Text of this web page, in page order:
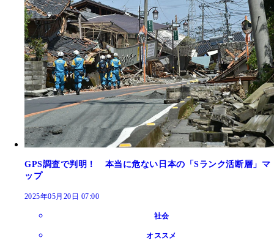
GPS調査で判明！ 本当に危ない日本の「Sランク活断層」マ
ップ
2025年05月20日 07:00
社会
オススメ